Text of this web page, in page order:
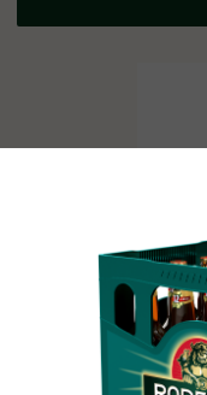
Závěs vonný